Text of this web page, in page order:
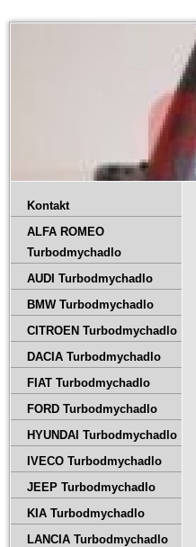
Kontakt
ALFA ROMEO
Turbodmychadlo
AUDI Turbodmychadlo
BMW Turbodmychadlo
CITROEN Turbodmychadlo
DACIA Turbodmychadlo
FIAT Turbodmychadlo
FORD Turbodmychadlo
HYUNDAI Turbodmychadlo
IVECO Turbodmychadlo
JEEP Turbodmychadlo
KIA Turbodmychadlo
LANCIA Turbodmychadlo